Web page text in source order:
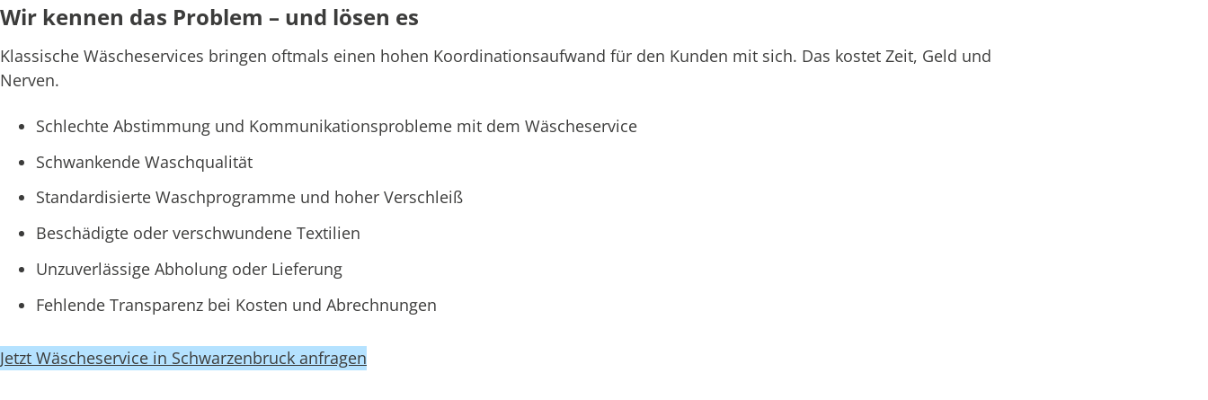
Wir kennen das Problem – und lösen es
Klassische Wäscheservices bringen oftmals einen hohen Koordinationsaufwand für den Kunden mit sich. Das kostet Zeit, Geld und
Nerven.
Schlechte Abstimmung und Kommunikationsprobleme mit dem Wäscheservice
Schwankende Waschqualität
Standardisierte Waschprogramme und hoher Verschleiß
Beschädigte oder verschwundene Textilien
Unzuverlässige Abholung oder Lieferung
Fehlende Transparenz bei Kosten und Abrechnungen
Jetzt Wäscheservice in Schwarzenbruck anfragen